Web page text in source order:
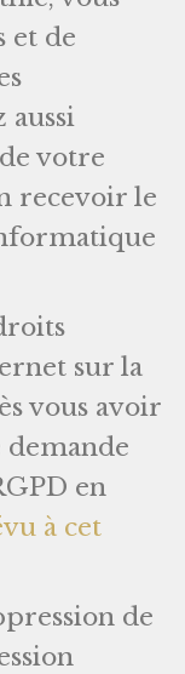
et de
aussi
votre
recevoir le
sur la
vous avoir
en
à cet
de